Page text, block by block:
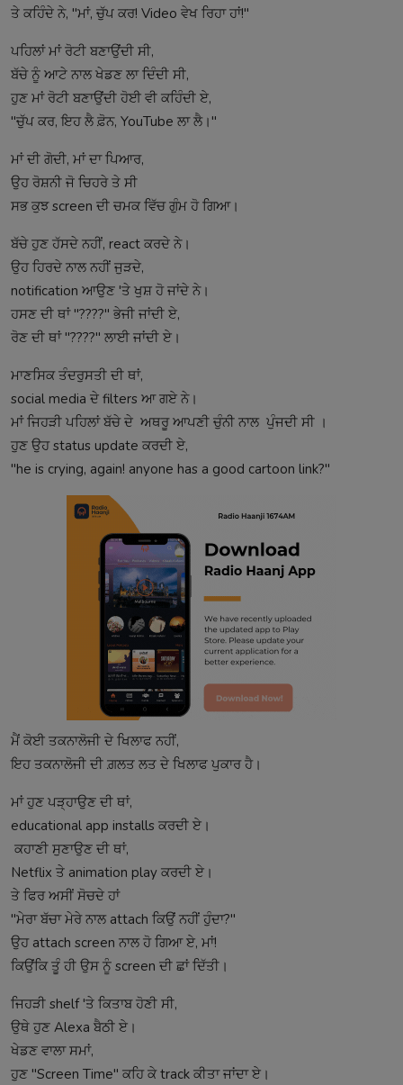
ਤੇ ਕਹਿੰਦੇ ਨੇ, "ਮਾਂ, ਚੁੱਪ ਕਰ! Video ਵੇਖ ਰਿਹਾ ਹਾਂ!"
ਪਹਿਲਾਂ ਮਾਂ ਰੋਟੀ ਬਣਾਉਂਦੀ ਸੀ,
ਬੱਚੇ ਨੂੰ ਆਟੇ ਨਾਲ ਖੇਡਣ ਲਾ ਦਿੰਦੀ ਸੀ,
ਹੁਣ ਮਾਂ ਰੋਟੀ ਬਣਾਉਂਦੀ ਹੋਈ ਵੀ ਕਹਿੰਦੀ ਏ,
"ਚੁੱਪ ਕਰ, ਇਹ ਲੈ ਫ਼ੋਨ, YouTube ਲਾ ਲੈ।"
ਮਾਂ ਦੀ ਗੋਦੀ, ਮਾਂ ਦਾ ਪਿਆਰ,
ਉਹ ਰੋਸ਼ਨੀ ਜੋ ਚਿਹਰੇ ਤੇ ਸੀ
ਸਭ ਕੁਝ screen ਦੀ ਚਮਕ ਵਿੱਚ ਗੁੰਮ ਹੋ ਗਿਆ।
ਬੱਚੇ ਹੁਣ ਹੱਸਦੇ ਨਹੀਂ, react ਕਰਦੇ ਨੇ।
ਉਹ ਹਿਰਦੇ ਨਾਲ ਨਹੀਂ ਜੁੜਦੇ,
notification ਆਉਣ 'ਤੇ ਖੁਸ਼ ਹੋ ਜਾਂਦੇ ਨੇ।
ਹਸਣ ਦੀ ਥਾਂ "????" ਭੇਜੀ ਜਾਂਦੀ ਏ,
ਰੋਣ ਦੀ ਥਾਂ "????" ਲਾਈ ਜਾਂਦੀ ਏ।
ਮਾਣਸਿਕ ਤੰਦਰੁਸਤੀ ਦੀ ਥਾਂ,
social media ਦੇ filters ਆ ਗਏ ਨੇ।
ਮਾਂ ਜਿਹੜੀ ਪਹਿਲਾਂ ਬੱਚੇ ਦੇ ਅਥਰੂ ਆਪਣੀ ਚੁੰਨੀ ਨਾਲ ਪੁੰਜਦੀ ਸੀ ।
ਹੁਣ ਉਹ status update ਕਰਦੀ ਏ,
"he is crying, again! anyone has a good cartoon link?"
ਮੈਂ ਕੋਈ ਤਕਨਾਲੋਜੀ ਦੇ ਖਿਲਾਫ ਨਹੀਂ,
ਇਹ ਤਕਨਾਲੋਜੀ ਦੀ ਗ਼ਲਤ ਲਤ ਦੇ ਖਿਲਾਫ ਪੁਕਾਰ ਹੈ।
ਮਾਂ ਹੁਣ ਪੜ੍ਹਾਉਣ ਦੀ ਥਾਂ,
educational app installs ਕਰਦੀ ਏ।
ਕਹਾਣੀ ਸੁਣਾਉਣ ਦੀ ਥਾਂ,
Netflix ਤੇ animation play ਕਰਦੀ ਏ।
ਤੇ ਫਿਰ ਅਸੀਂ ਸੋਚਦੇ ਹਾਂ
"ਮੇਰਾ ਬੱਚਾ ਮੇਰੇ ਨਾਲ attach ਕਿਉਂ ਨਹੀਂ ਹੁੰਦਾ?"
ਉਹ attach screen ਨਾਲ ਹੋ ਗਿਆ ਏ, ਮਾਂ!
ਕਿਉਂਕਿ ਤੂੰ ਹੀ ਉਸ ਨੂੰ screen ਦੀ ਛਾਂ ਦਿੱਤੀ।
ਜਿਹੜੀ shelf 'ਤੇ ਕਿਤਾਬ ਹੋਣੀ ਸੀ,
ਉਥੇ ਹੁਣ Alexa ਬੈਠੀ ਏ।
ਖੇਡਣ ਵਾਲਾ ਸਮਾਂ,
ਹੁਣ "Screen Time" ਕਹਿ ਕੇ track ਕੀਤਾ ਜਾਂਦਾ ਏ।